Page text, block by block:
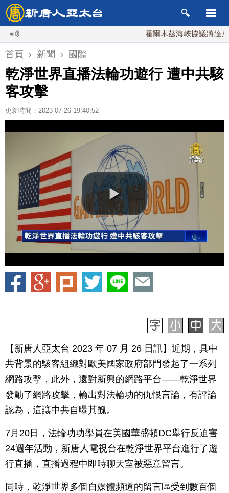
霍爾木茲海峽協議將達成？伊
首頁 › 新聞 › 國際
乾淨世界直播法輪功遊行 遭中共駭
客攻擊
更新時間：2023-07-26 19:40:52
【新唐人亞太台 2023 年 07 月 26 日訊】近期，具中
共背景的駭客組織對歐美國家政府部門發起了一系列
網路攻擊，此外，還對新興的網路平台——乾淨世界
發動了網路攻擊，輸出對法輪功的仇恨言論，有評論
認為，這讓中共自曝其醜。
7月20日，法輪功功學員在美國華盛頓DC舉行反迫害
24週年活動，新唐人電視台在乾淨世界平台進行了遊
行直播，直播過程中即時聊天室被惡意留言。
同時，乾淨世界多個自媒體頻道的留言區受到數百個